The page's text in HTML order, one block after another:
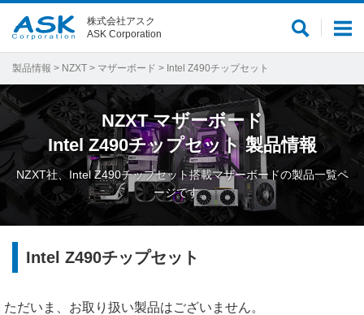
メ
ー
サ
内
検
株式会社アスク
ASK Corporation
製品情報 > NZXT > マザーボード > Intel Z490チップセット
NZXT マザーボード
Intel Z490チップセット 製品情報
NZXT社、Intel Z490チップセット搭載マザーボードの製品一覧ペ
ージです。
Intel Z490チップセット
ただいま、お取り扱い製品はございません。